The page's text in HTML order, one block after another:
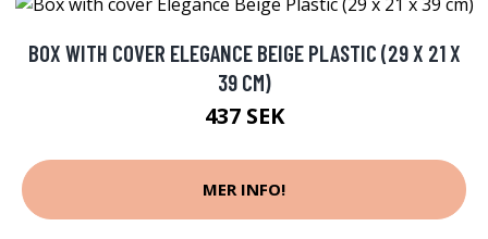
BOX WITH COVER ELEGANCE BEIGE PLASTIC (29 X 21 X
39 CM)
437 SEK
MER INFO!